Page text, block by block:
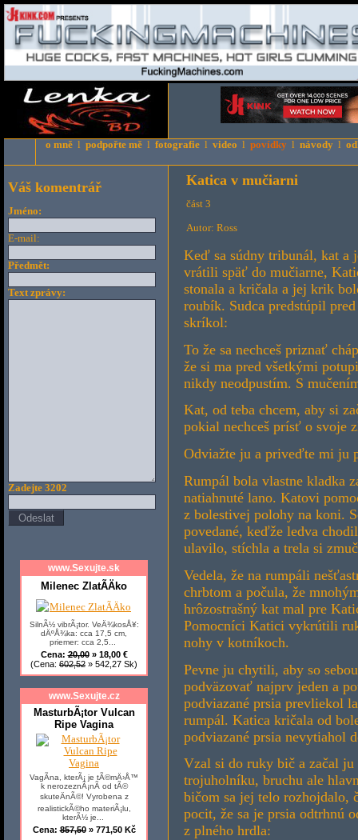
o mně l podpořte mě l fotografie l video l povídky l návody l
Katica v mučiarni
část 3
Autor: Ross
Keď sa súdny tribunál, kat a
vrátili späť do mučiarne,
stonala a kričala a jej krik
roubík. Sudca predstúpil
skríkol:
To že sa nechceš priznať
že si ma pred všetkými
nikdy neodpustím. S
Kat, od teba chcem, aby si
pokial nechceš prísť o svoje
Odviažte ju a priveďte mi ju
Rumpál bola vlastne kladka
natiahnuté lano. Katovi
z bolestivej polohy na koni.
povedané, keďže ledva
ulavilo, stíchla a trela si
Vedela, že na rumpáli
chrbtom a počula, že
hrôzostrašný kat mal pre
Pomocníci Katici vykrútili
nohy v kotníkoch.
Pevne ju chytili, aby so
podväzovať najprv jeden a
podviazané prsia prevliekol
rumpál. Katica kričala od
podviazané prsia nevytiahol
Vzal si do ruky bič a začal
trojuholníku, bruchu ale
bičom sa jej telo rozhojdalo,
pocit, že sa je prsia odtrhnú
z plného hrdla:
Váš komentrář
Jméno:
E-mail:
Předmět:
Text zprávy:
Zadejte 3202
www.Sexujte.sk
Milenec ZlatÃ­Äko
SilnÃ½ vibrÃ¡tor. VeÄ¾kosÅ¥:
dÄºÅ¾ka: cca 17,5 cm,
priemer: cca 2,5...
Cena:20,00» 18,00 €
(Cena: 602,52 » 542,27 Sk)
www.Sexujte.cz
MasturbÃ¡tor Vulcan
Ripe Vagina
VagÃ­na, kterÃ¡ je tÃ©mÄ›Å™
k nerozeznÃ¡nÃ­ od tÃ©
skuteÄnÃ©! Vyrobena z
realistickÃ©ho materiÃ¡lu,
kterÃ½ je...
Cena:857,50» 771,50 Kč